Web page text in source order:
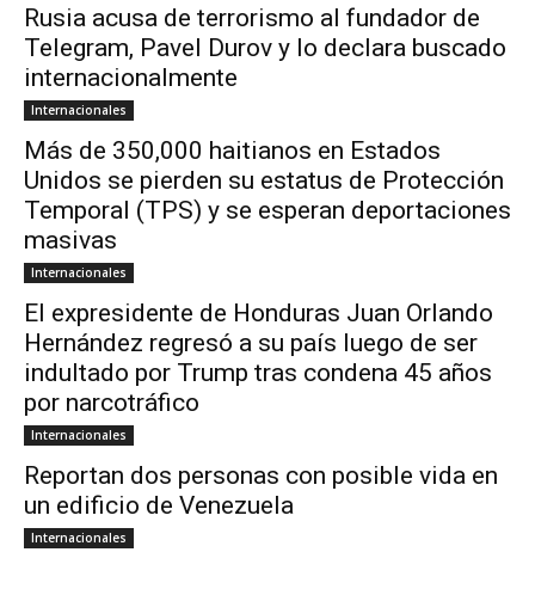
Rusia acusa de terrorismo al fundador de
Telegram, Pavel Durov y lo declara buscado
internacionalmente
Internacionales
Más de 350,000 haitianos en Estados
Unidos se pierden su estatus de Protección
Temporal (TPS) y se esperan deportaciones
masivas
Internacionales
El expresidente de Honduras Juan Orlando
Hernández regresó a su país luego de ser
indultado por Trump tras condena 45 años
por narcotráfico
Internacionales
Reportan dos personas con posible vida en
un edificio de Venezuela
Internacionales